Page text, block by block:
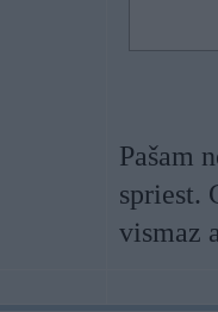
Pašam
spriest.
vismaz